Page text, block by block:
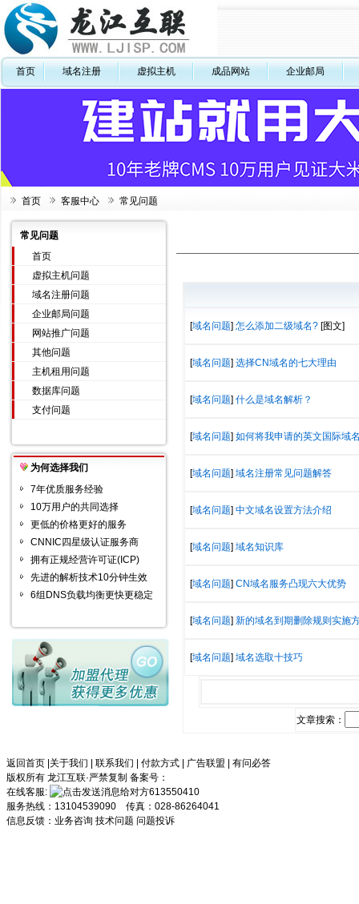
首页 域名注册 虚拟主机 成品网站 企业邮局
首页 客服中心 常见问题
常见问题
首页
虚拟主机问题
域名注册问题
企业邮局问题
网站推广问题
其他问题
主机租用问题
数据库问题
支付问题
为何选择我们
7年优质服务经验
10万用户的共同选择
更低的价格更好的服务
CNNIC四星级认证服务商
拥有正规经营许可证(ICP)
先进的解析技术10分钟生效
6组DNS负载均衡更快更稳定
[域名问题] 怎么添加二级域名?[图文]
[域名问题] 选择CN域名的七大理由
[域名问题] 什么是域名解析？
[域名问题] 如何将我申请的英文国际域
[域名问题] 域名注册常见问题解答
[域名问题] 中文域名设置方法介绍
[域名问题] 域名知识库
[域名问题] CN域名服务凸现六大优势
[域名问题] 新的域名到期删除规则实施
[域名问题] 域名选取十技巧
文章搜索：
返回首页 关于我们 联系我们 付款方式 广告联盟
有问必答
版权所有 龙江互联·严禁复制 备案号：
在线客服:
613550410
服务热线：13104539090 传真：028-86264041
信息反馈： 业务咨询 技术问题 问题投诉